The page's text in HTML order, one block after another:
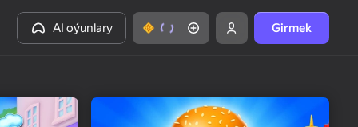
AI oýunlary Girmek